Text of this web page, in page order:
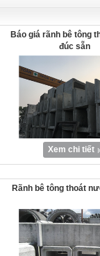
Báo giá rãnh bê tông
đúc sẵn
Xem chi tiết
Rãnh bê tông thoát